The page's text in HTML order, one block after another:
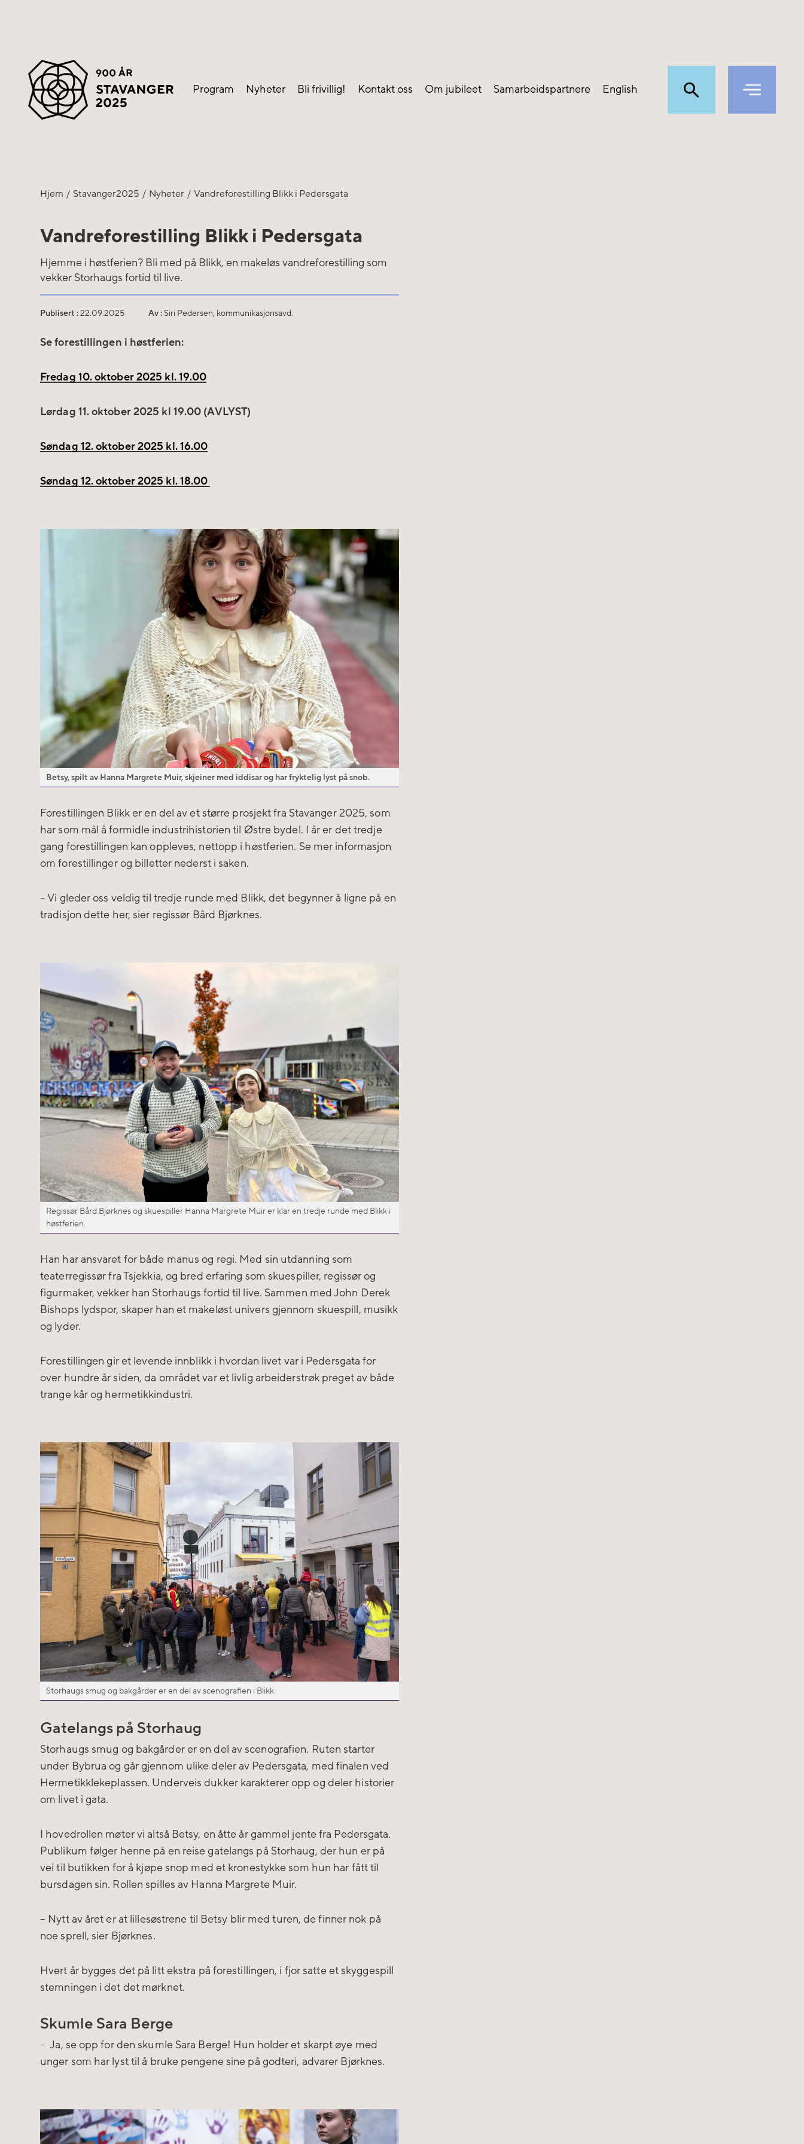
Program Nyheter Bli frivillig! Kontakt oss Om jubileet Samarbeidspartnere English
Hjem Stavanger2025 Nyheter Vandreforestilling Blikk i Pedersgata
Vandreforestilling Blikk i Pedersgata
Hjemme i høstferien? Bli med på Blikk, en makeløs vandreforestilling som
vekker Storhaugs fortid til live.
Publisert : 22.09.2025 Av : Siri Pedersen, kommunikasjonsavd.
Se forestillingen i høstferien:
Fredag 10. oktober 2025 kl. 19.00
Lørdag 11. oktober 2025 kl 19.00 (AVLYST)
Søndag 12. oktober 2025 kl. 16.00
Søndag 12. oktober 2025 kl. 18.00
Betsy, spilt av Hanna Margrete Muir, skjeiner med iddisar og har fryktelig lyst på snob.
Forestillingen Blikk er en del av et større prosjekt fra Stavanger 2025, som
har som mål å formidle industrihistorien til Østre bydel. I år er det tredje
gang forestillingen kan oppleves, nettopp i høstferien. Se mer informasjon
om forestillinger og billetter nederst i saken.
– Vi gleder oss veldig til tredje runde med Blikk, det begynner å ligne på en
tradisjon dette her, sier regissør Bård Bjørknes.
Regissør Bård Bjørknes og skuespiller Hanna Margrete Muir er klar en tredje runde med Blikk i
høstferien.
Han har ansvaret for både manus og regi. Med sin utdanning som
teaterregissør fra Tsjekkia, og bred erfaring som skuespiller, regissør og
figurmaker, vekker han Storhaugs fortid til live. Sammen med John Derek
Bishops lydspor, skaper han et makeløst univers gjennom skuespill, musikk
og lyder.
Forestillingen gir et levende innblikk i hvordan livet var i Pedersgata for
over hundre år siden, da området var et livlig arbeiderstrøk preget av både
trange kår og hermetikkindustri.
Storhaugs smug og bakgårder er en del av scenografien i Blikk.
Gatelangs på Storhaug
Storhaugs smug og bakgårder er en del av scenografien. Ruten starter
under Bybrua og går gjennom ulike deler av Pedersgata, med finalen ved
Hermetikklekeplassen. Underveis dukker karakterer opp og deler historier
om livet i gata.
I hovedrollen møter vi altså Betsy, en åtte år gammel jente fra Pedersgata.
Publikum følger henne på en reise gatelangs på Storhaug, der hun er på
vei til butikken for å kjøpe snop med et kronestykke som hun har fått til
bursdagen sin. Rollen spilles av Hanna Margrete Muir.
– Nytt av året er at lillesøstrene til Betsy blir med turen, de finner nok på
noe sprell, sier Bjørknes.
Hvert år bygges det på litt ekstra på forestillingen, i fjor satte et skyggespill
stemningen i det det mørknet.
Skumle Sara Berge
– Ja, se opp for den skumle Sara Berge! Hun holder et skarpt øye med
unger som har lyst til å bruke pengene sine på godteri, advarer Bjørknes.